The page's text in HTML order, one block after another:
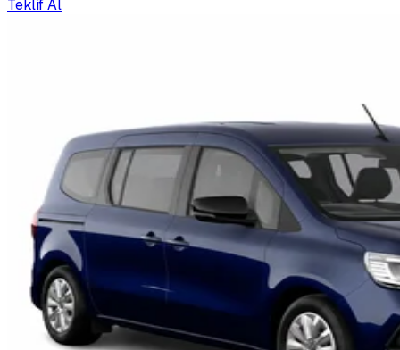
Teklif Al